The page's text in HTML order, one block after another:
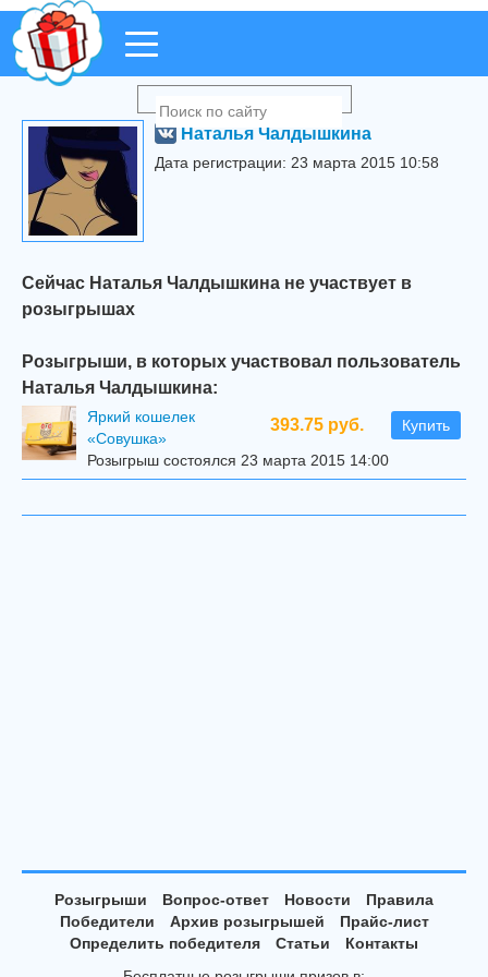
Наталья Чалдышкина
Дата регистрации: 23 марта 2015 10:58
Сейчас Наталья Чалдышкина не участвует в
розыгрышах
Розыгрыши, в которых участвовал пользователь
Наталья Чалдышкина:
393.75 руб. Купить
Яркий кошелек
«Совушка»
Розыгрыш состоялся 23 марта 2015 14:00
Розыгрыши Вопрос-ответ Новости
Правила
Победители
Архив розыгрышей
Прайс-лист
Определить победителя
Статьи
Контакты